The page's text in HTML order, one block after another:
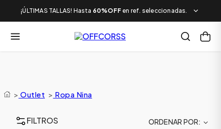
¡ÚLTIMAS TALLAS! Hasta 60%OFF en ref. seleccionadas.
> Outlet > Ropa Nina
FILTROS ORDENAR POR